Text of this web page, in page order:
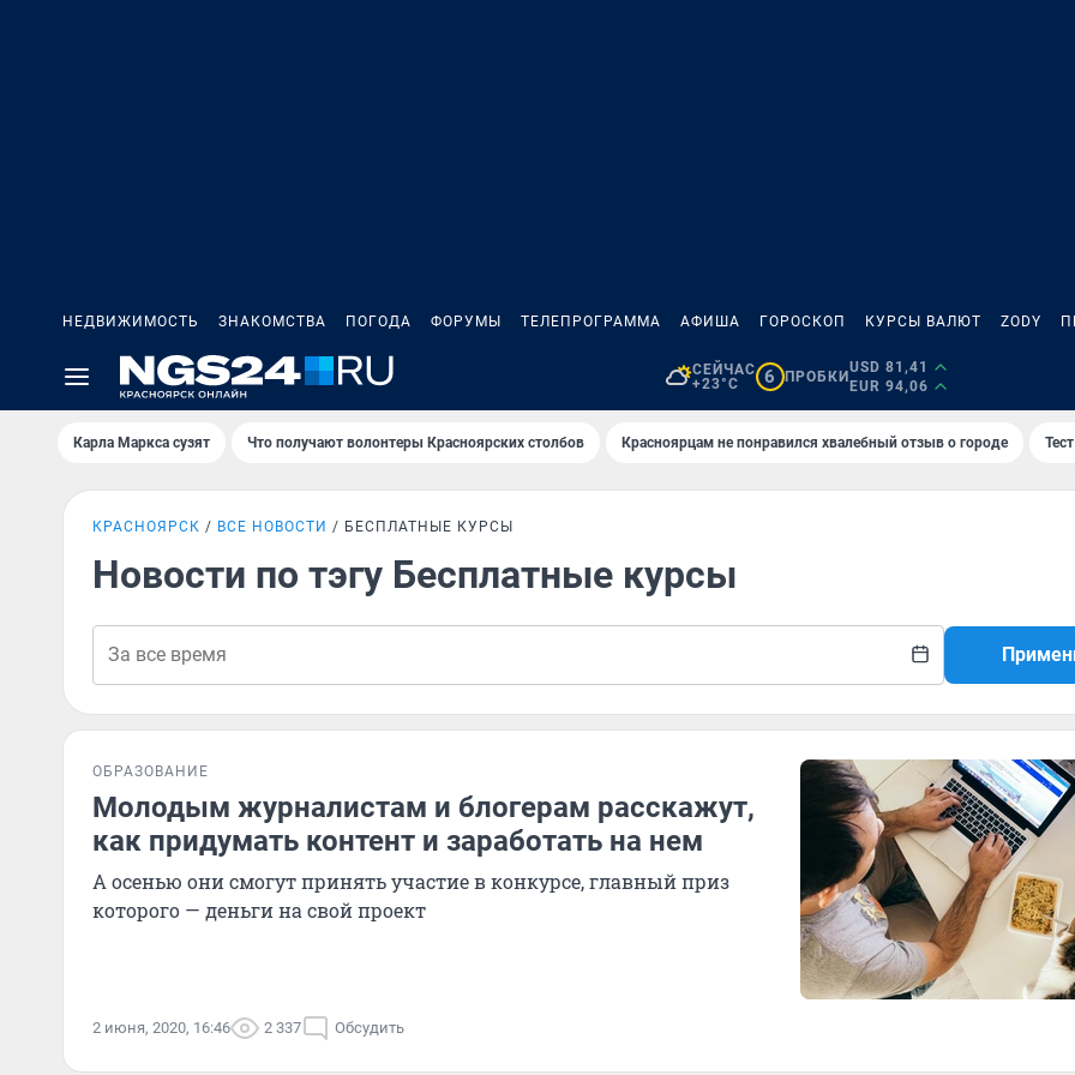
НЕДВИЖИМОСТЬ ЗНАКОМСТВА ПОГОДА ФОРУМЫ ТЕЛЕПРОГРАММА АФИША ГОРОСКОП КУРСЫ ВАЛЮТ ZODY
СЕЙЧАС
+23°C
6 ПРОБКИ
USD 81,41
EUR 94,06
Карла Маркса сузят Что получают волонтеры Красноярских столбов Красноярцам не понравился хвалебный отзыв о городе
КРАСНОЯРСК ВСЕ НОВОСТИ БЕСПЛАТНЫЕ КУРСЫ
Новости по тэгу Бесплатные курсы
ОБРАЗОВАНИЕ
Молодым журналистам и блогерам расскажут,
как придумать контент и заработать на нем
А осенью они смогут принять участие в конкурсе, главный приз
которого — деньги на свой проект
2 июня, 2020, 16:46 2 337 Обсудить